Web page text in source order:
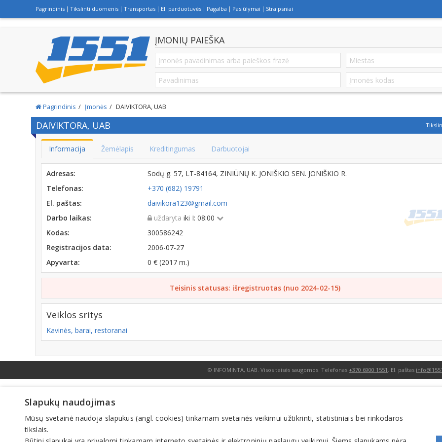
Pagrindinis Tikslinti duomenis Transportas El. parduotuvės Pagalba Pasiūlymai Straipsniai
ĮMONIŲ PAIEŠKA
Pagrindinis Įmonės DAIVIKTORA, UAB
DAIVIKTORA, UAB
Informacija Žemėlapis Kreditingumas Darbuotojai
Adresas:
Sodų g. 57, LT-84164, ZINIŪNŲ K. JONIŠKIO SEN. JONIŠKIO R.
Telefonas:
+370 (682) 19791
El. paštas:
daivikora123@gmail.com
Darbo laikas:
uždaryta iki I: 08:00
Kodas:
300586242
Registracijos data:
2006-07-27
Apyvarta:
0 € (2017 m.)
Teisinis statusas: išregistruotas (nuo 2024-02-15)
Veiklos sritys
Kavinės, barai, restoranai
© INFOMINTA, UAB. Visos teisės saugomos. Telefonas +370 6900 1551 . El. paštas
Slapukų naudojimas
Mūsų svetainė naudoja slapukus (angl. cookies) tinkamam svetainės veikimui užtikrinti, statistiniais bei rinkodaros
tikslais.